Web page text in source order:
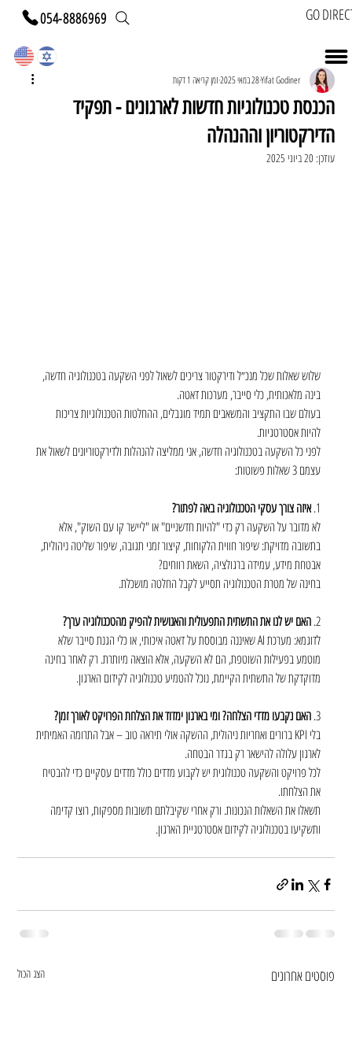
054-8886969 GO
הכנסת טכנולוגיות חדשות לארגונים - תפקיד
הדירקטוריון וההנהלה
Yifat Godiner28 במאי 2025 זמן קריאה 1 דקות
עודכן: 20 ביוני 2025
שלוש שאלות שכל מנכ״ל ודירקטור צריכים לשאול לפני השקעה בטכנולוגיה חדשה,
בינה מלאכותית, כלי סייבר, מערכות דאטה.
בעולם שבו התקציב והמשאבים תמיד מוגבלים, ההחלטות הטכנולוגיות צריכות
להיות אסטרטגיות.
לפני כל השקעה בטכנולוגיה חדשה, אני ממליצה להנהלות ולדירקטוריונים לשאול את
עצמם 3 שאלות פשוטות:
1. איזה צורך עסקי הטכנולוגיה באה לפתור?
לא מדובר על השקעה רק כדי "להיות חדשניים" או "ליישר קו עם השוק", אלא
בתשובה מדויקת: שיפור חווית הלקוחות, קיצור זמני תגובה, שיפור שליטה ניהולית,
אבטחת מידע, עמידה ברגולציה, השאת רווחים?
בחינה של מטרת הטכנולוגיה תסייע לקבל החלטה מושכלת.
2. האם יש לנו את התשתית התפעולית והאנושית להפיק מהטכנולוגיה ערך?
לדוגמא: מערכת AI שאיננה מבוססת על דאטה איכותי, או כלי הגנת סייבר שלא
מוטמע בפעילות השוטפת, הם לא השקעה, אלא הוצאה מיותרת. רק לאחר בחינה
מדוקדקת של התשתית הקיימת, נוכל להטמיע טכנולוגיה לקידום הארגון.
3. האם נקבעו מדדי הצלחה? ומי בארגון ימדוד את הצלחת הפרויקט לאורך זמן?
בלי KPI ברורים ואחריות ניהולית, ההשקה אולי תיראה טוב – אבל התרומה האמיתית
לארגון עלולה להישאר רק בגדר הבטחה.
לכל פרויקט והשקעה טכנולוגית יש לקבוע מדדים כולל מדדים עסקיים כדי להבטיח
את הצלחתו.
תשאלו את השאלות הנכונות. ורק אחרי שקיבלתם תשובות מספקות, רוצו קדימה
ותשקיעו בטכנולוגיה לקידום אסטרטגיית הארגון.
פוסטים אחרונים הצג הכול